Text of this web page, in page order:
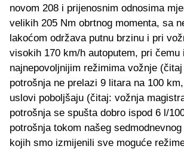
novom 208 i prijenosnim odnosima
velikih 205 Nm obrtnog momenta, sa
lakoćom održava putnu brzinu i pri
visokih 170 km/h autoputem, pri čemu
najnepovoljnijim režimima vožnje
potrošnja ne prelazi 9 litara na 100
uslovi poboljšaju (čitaj: vožnja
potrošnja se spušta dobro ispod 6 l/
potrošnja tokom našeg
kojih smo izmijenili sve moguće